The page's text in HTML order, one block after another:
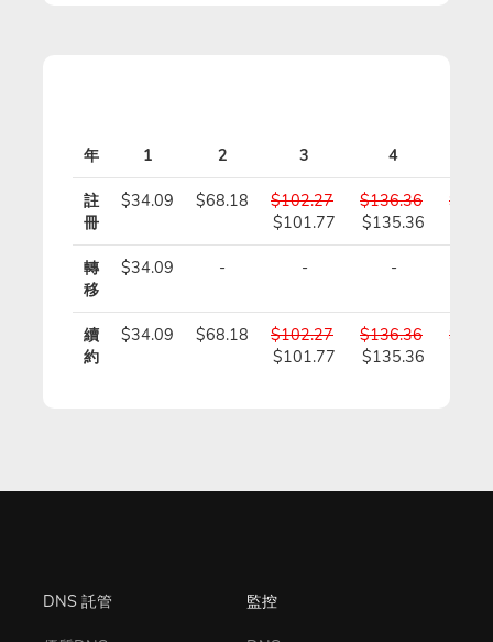
年 1 2 3 4
註
冊
$34.09 $68.18
$102.27
$101.77
$136.36
$135.36
轉
移
$34.09 - - -
續
約
$34.09 $68.18
$102.27
$101.77
$136.36
$135.36
DNS 託管 監控